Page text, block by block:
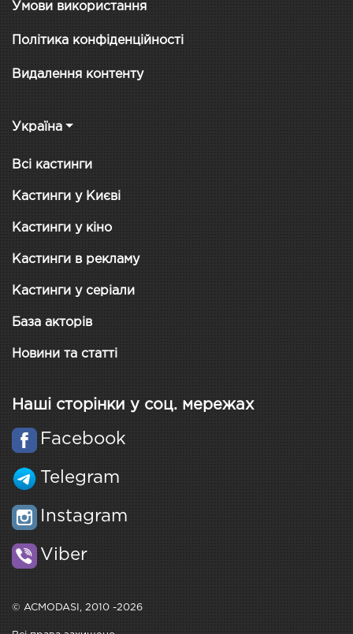
Умови використання
Політика конфіденційності
Видалення контенту
Україна
Всі кастинги
Кастинги у Києві
Кастинги у кіно
Кастинги в рекламу
Кастинги у серіали
База акторів
Новини та статті
Наші сторінки у соц. мережах
Facebook
Telegram
Instagram
Viber
© ACMODASI, 2010 -2026